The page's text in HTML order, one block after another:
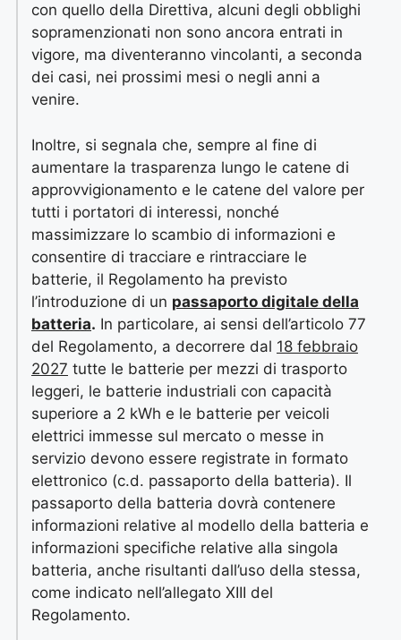
con quello della Direttiva, alcuni degli obblighi
sopramenzionati non sono ancora entrati in
vigore, ma diventeranno vincolanti, a seconda
dei casi, nei prossimi mesi o negli anni a
venire.
Inoltre, si segnala che, sempre al fine di
aumentare la trasparenza lungo le catene di
approvvigionamento e le catene del valore per
tutti i portatori di interessi, nonché
massimizzare lo scambio di informazioni e
consentire di tracciare e rintracciare le
batterie, il Regolamento ha previsto
l’introduzione di un passaporto digitale della
batteria. In particolare, ai sensi dell’articolo 77
del Regolamento, a decorrere dal 18 febbraio
2027 tutte le batterie per mezzi di trasporto
leggeri, le batterie industriali con capacità
superiore a 2 kWh e le batterie per veicoli
elettrici immesse sul mercato o messe in
servizio devono essere registrate in formato
elettronico (c.d. passaporto della batteria). Il
passaporto della batteria dovrà contenere
informazioni relative al modello della batteria e
informazioni specifiche relative alla singola
batteria, anche risultanti dall’uso della stessa,
come indicato nell’allegato XIII del
Regolamento.